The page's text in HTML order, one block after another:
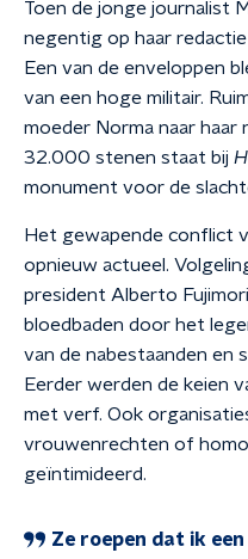
Toen de jonge journalist
negentig op haar
Een van de enveloppen
van een hoge militair.
moeder Norma naar haar
32.000 stenen staat bij
monument voor de
Het gewapende conflict
opnieuw actueel.
president Alberto
bloedbaden door het
van de nabestaanden en
Eerder werden de keien
met verf. Ook
vrouwenrechten of
geïntimideerd.
Ze roepen dat ik